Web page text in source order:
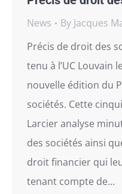
News By Jacques
Précis de droit des
tenu à l’UC Louvain
nouvelle édition du
sociétés. Cette
Larcier analyse
des sociétés ainsi
droit financier qui
tenant compte de…